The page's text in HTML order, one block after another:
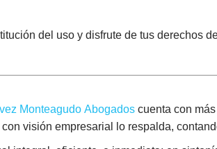
del uso y disfrute de tus derechos
Monteagudo Abogados cuenta con
visión empresarial lo respalda,